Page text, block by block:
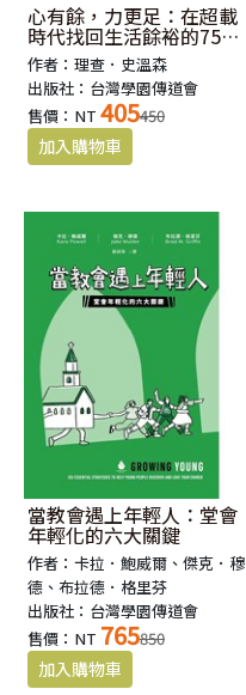
心有餘，力更足：在超載
時代找回生活餘裕的75則
幸福處方箋
作者：理查．史溫森
出版社：台灣學園傳道會
售價：NT 405450
當教會遇上年輕人：堂會
年輕化的六大關鍵
作者：卡拉．鮑威爾、傑克．穆
德、布拉德．格里芬
出版社：台灣學園傳道會
售價：NT 765850